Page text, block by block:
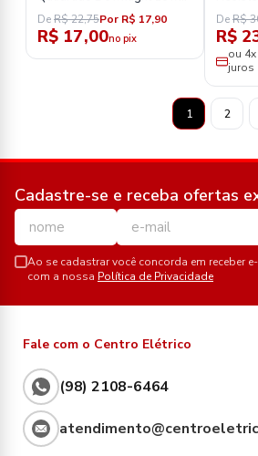
6500k
DeR$ 22,75Por R$ 17,90
R$ 17,00no pix
DeR$
R$
ou
juros
1 2
Cadastre-se e receba ofertas
Ao se cadastrar você concorda em receber
com a nossa Política de Privacidade
Fale com o Centro Elétrico
(98) 2108-6464